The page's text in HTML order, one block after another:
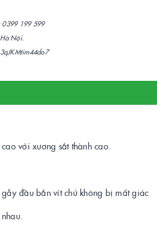
0399 199 599
Nội.
với xương sắt thành cao.
đầu bắn vít chứ không bị mất giác